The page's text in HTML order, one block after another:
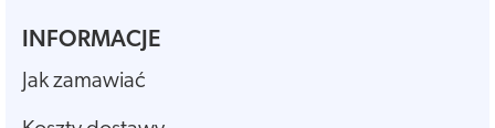
INFORMACJE
Jak zamawiać